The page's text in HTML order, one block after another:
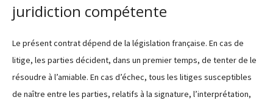
juridiction compétente
Le présent contrat dépend de la législation française. En cas de
litige, les parties décident, dans un premier temps, de tenter de le
résoudre à l’amiable. En cas d’échec, tous les litiges susceptibles
de naître entre les parties, relatifs à la signature, l’interprétation,